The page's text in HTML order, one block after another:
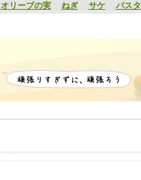
オリーブの実 ねぎ サケ パスタ